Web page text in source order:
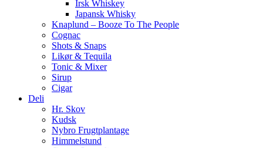
Irsk Whiskey
Japansk Whisky
Knaplund – Booze To The People
Cognac
Shots & Snaps
Likør & Tequila
Tonic & Mixer
Sirup
Cigar
Deli
Hr. Skov
Kudsk
Nybro Frugtplantage
Himmelstund